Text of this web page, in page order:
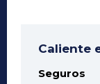
Caliente
Seguros